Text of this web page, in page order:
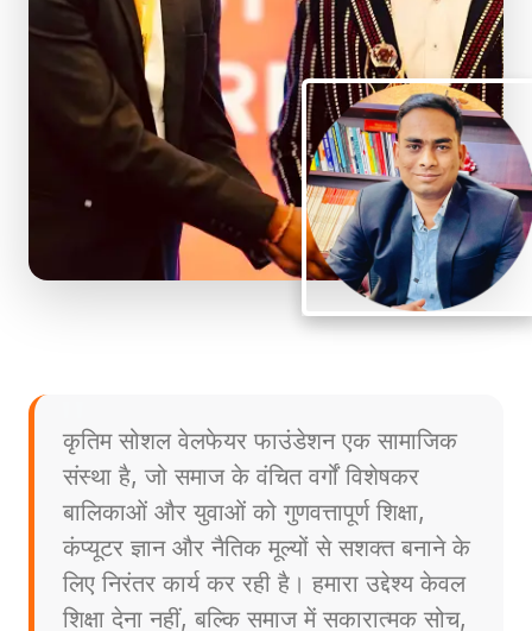
कृतिम सोशल वेलफेयर फाउंडेशन एक सामाजिक
संस्था है, जो समाज के वंचित वर्गों विशेषकर
बालिकाओं और युवाओं को गुणवत्तापूर्ण शिक्षा,
कंप्यूटर ज्ञान और नैतिक मूल्यों से सशक्त बनाने के
लिए निरंतर कार्य कर रही है। हमारा उद्देश्य केवल
शिक्षा देना नहीं, बल्कि समाज में सकारात्मक सोच,